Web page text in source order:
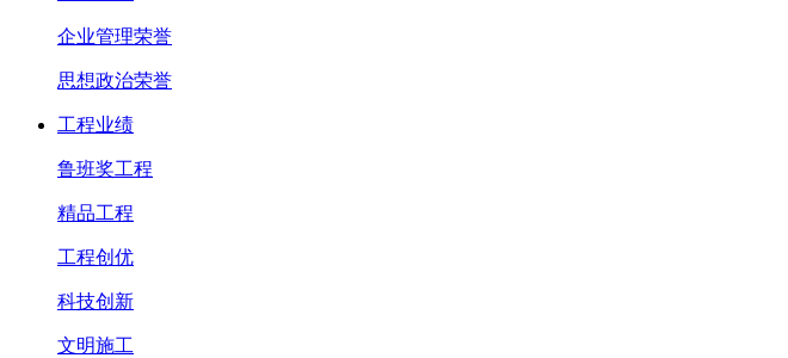
企业管理荣誉
思想政治荣誉
工程业绩
鲁班奖工程
精品工程
工程创优
科技创新
文明施工